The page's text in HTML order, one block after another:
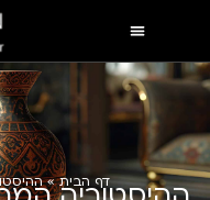
דף הבית»